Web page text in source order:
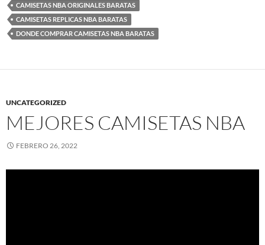
CAMISETAS NBA ORIGINALES BARATAS
CAMISETAS REPLICAS NBA BARATAS
DONDE COMPRAR CAMISETAS NBA BARATAS
UNCATEGORIZED
MEJORES CAMISETAS NBA
FEBRERO 26, 2022